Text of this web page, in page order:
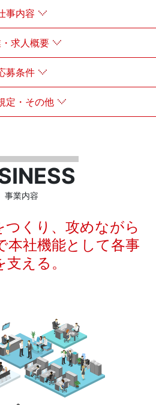
事内容
求人概要
募条件
定・その他
事業内容
つくり、攻めながら
本社機能として各事
支える。